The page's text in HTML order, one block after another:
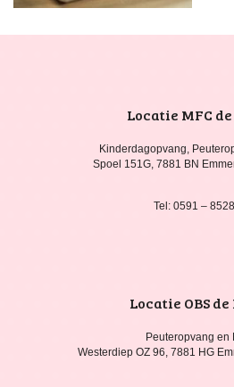
Locatie MFC
Kinderdagopvang,
Spoel 151G, 7881 BN
Tel: 0591 –
Locatie OBS de
Peuteropvang en
Westerdiep OZ 96, 7881 HG